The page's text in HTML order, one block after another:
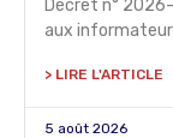
Décret n°
aux
> LIRE L'ARTICLE
5 août 2026